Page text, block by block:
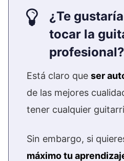
¿Te
tocar la
profesional?
Está claro que ser
de las mejores
tener cualquier
Sin embargo, si
máximo tu